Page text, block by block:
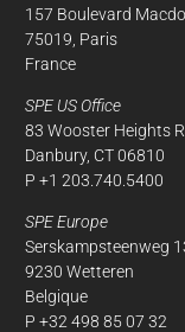
157 Boulevard
75019, Paris
France
SPE US Office
83 Wooster Heights
Danbury, CT 06810
P +1 203.740.5400
SPE Europe
Serskampsteenweg
9230 Wetteren
Belgique
P +32 498 85 07 32